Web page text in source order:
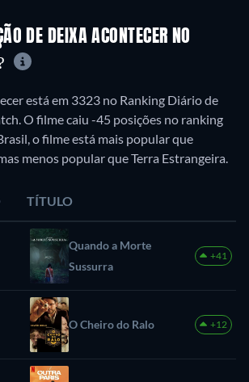
DE DEIXA ACONTECER NO
está em 3323 no Ranking Diário de
O filme caiu -45 posições no ranking
o filme está mais popular que
menos popular que Terra Estrangeira.
TÍTULO
Quando a Morte
Sussurra
+41
O Cheiro do Ralo +12